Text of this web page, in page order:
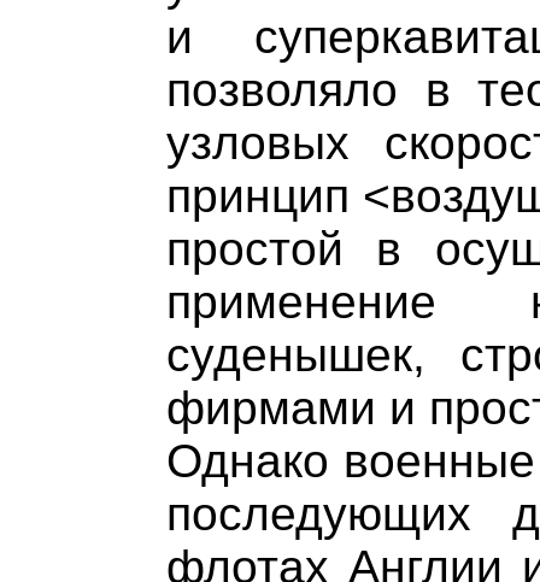
и
позволяло в
узловых
принцип
простой в
суденышек,
фирмами и
Однако
последующих
флотах